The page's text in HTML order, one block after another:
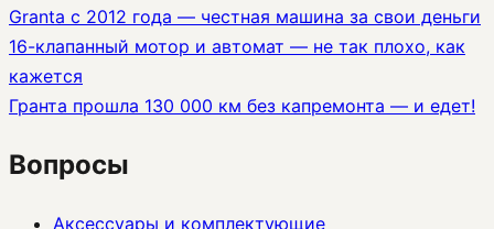
Granta с 2012 года — честная машина за свои деньги
16-клапанный мотор и автомат — не так плохо, как
кажется
Гранта прошла 130 000 км без капремонта — и едет!
Вопросы
Аксессуары и комплектующие